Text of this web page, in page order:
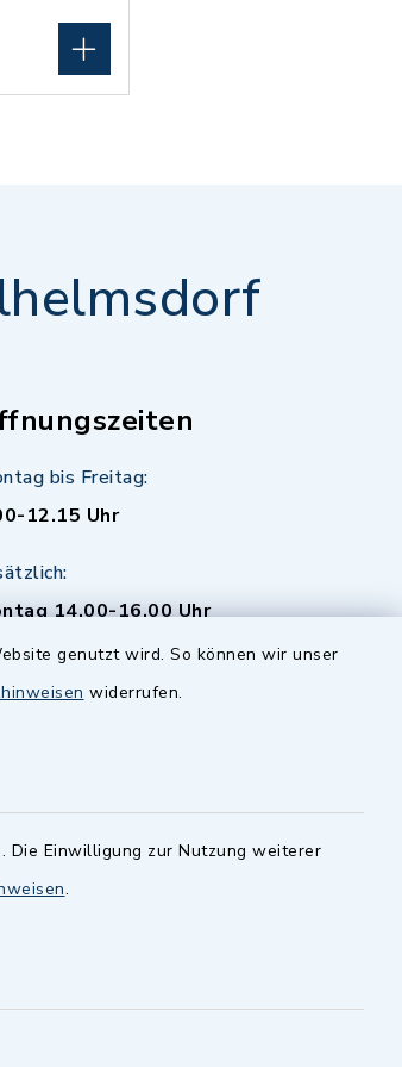
genutzt wird. So können wir unser
widerrufen.
Die Einwilligung zur Nutzung weiterer
.
bis Freitag:
12.15 Uhr
14.00-16.00 Uhr